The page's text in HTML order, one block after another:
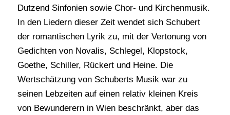
Dutzend Sinfonien sowie Chor- und Kirchenmusik.
In den Liedern dieser Zeit wendet sich Schubert
der romantischen Lyrik zu, mit der Vertonung von
Gedichten von Novalis, Schlegel, Klopstock,
Goethe, Schiller, Rückert und Heine. Die
Wertschätzung von Schuberts Musik war zu
seinen Lebzeiten auf einen relativ kleinen Kreis
von Bewunderern in Wien beschränkt, aber das